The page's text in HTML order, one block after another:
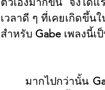
เวลาดี ๆ ที่เคยเกิดขึ้น
สำหรับ Gabe เพลงนี้เ
	มากไปกว่านั้น